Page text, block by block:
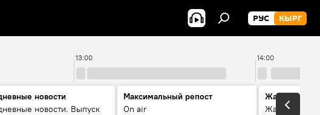
РУС КЫРГ
13:00 14:00
новости
новости. Выпуск
Максимальный репост
On air
Жаңылыктар